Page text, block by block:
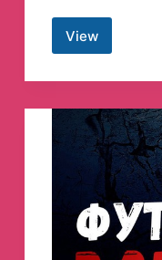
View
Wink
Channel